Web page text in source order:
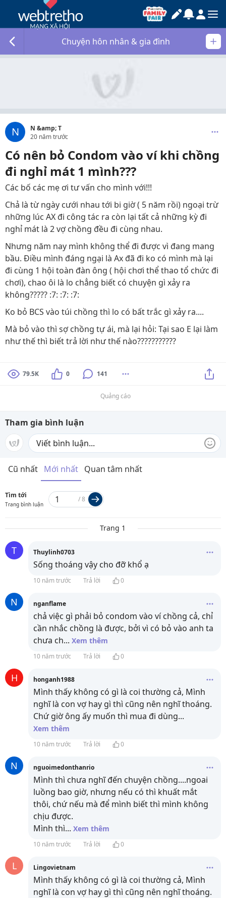
Chuyện hôn nhân & gia đình
N
N &amp; T
20 năm trước
Có nên bỏ Condom vào ví khi chồng
đi nghỉ mát 1 mình???
Các bố các mẹ ơi tư vấn cho mình với!!!
Chả là từ ngày cưới nhau tới bi giờ ( 5 năm rồi) ngoại trừ
những lúc AX đi công tác ra còn lại tất cả những kỳ đi
nghỉ mát là 2 vợ chồng đều đi cùng nhau.
Nhưng năm nay mình không thể đi được vì đang mang
bầu. Điều mình đáng ngại là Ax đã đi ko có mình mà lại
đi cùng 1 hội toàn đàn ông ( hội chơi thể thao tổ chức đi
chơi), chao ôi là lo chẳng biết có chuyện gì xảy ra
không????? :7: :7: :7:
Ko bỏ BCS vào túi chồng thì lo có bất trắc gì xảy ra....
Mà bỏ vào thì sợ chồng tự ái, mà lại hỏi: Tại sao E lại làm
như thế thì biết trả lời như thế nào???????????
79.5K 0 141
Quảng cáo
Tham gia bình luận
Cũ nhất Mới nhất Quan tâm nhất
Tìm tới
Trang bình luận
/8
Trang 1
T Thuylinh0703
Sống thoáng vậy cho đỡ khổ ạ
10 năm trước Trả lời 0
N nganflame
chả việc gì phải bỏ condom vào ví chồng cả, chỉ
cần nhắc chồng là được, bởi vì có bỏ vào anh ta
chưa ch... Xem thêm
10 năm trước Trả lời 0
H honganh1988
Mình thấy không có gì là coi thường cả, Mình
nghĩ là con vợ hay gì thì cũng nên nghĩ thoáng.
Chứ giờ ông ấy muốn thì mua đi dùng...
Xem thêm
10 năm trước Trả lời 0
N nguoimedonthanrio
Mình thì chưa nghĩ đến chuyện chồng....ngoai
luồng bao giờ, nhưng nếu có thì khuất mắt
thôi, chứ nếu mà để mình biết thì mình không
chịu được.
Mình thì... Xem thêm
10 năm trước Trả lời 0
L Lingovietnam
Mình thấy không có gì là coi thường cả, Mình
nghĩ là con vợ hay gì thì cũng nên nghĩ thoáng.